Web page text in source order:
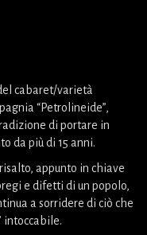
cabaret/varietà
“Petrolineide”,
di portare in
da più di 15 anni.
appunto in chiave
e difetti di un popolo,
a sorridere di ciò che
intoccabile.